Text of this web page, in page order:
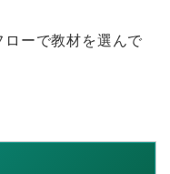
ーで教材を選んで